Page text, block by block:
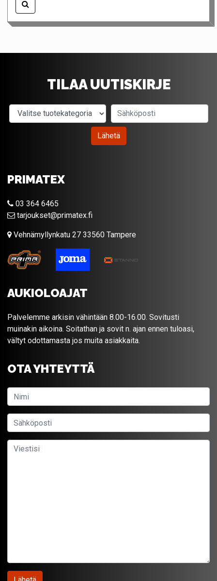
TILAA UUTISKIRJE
Valitse tuotekategoria
Lähetä
PRIMATEX
03 364 6465
tarjoukset@primatex.fi
Vehnämyllynkatu 27 33560 Tampere
AUKIOLOAJAT
Palvelemme arkisin vähintään 8.00-16.00. Sovitusti
muinakin aikoina. Soitathan ja sovit n. ajan ennen tuloasi,
vältyt odottamasta jos muita asiakkaita.
OTA YHTEYTTÄ